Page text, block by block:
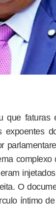
que faturas
expoentes
complexo
O
íntimo